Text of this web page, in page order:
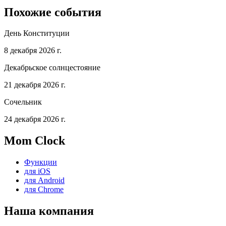
Похожие события
День Конституции
8 декабря 2026 г.
Декабрьское солнцестояние
21 декабря 2026 г.
Сочельник
24 декабря 2026 г.
Mom Clock
Функции
для iOS
для Android
для Chrome
Наша компания